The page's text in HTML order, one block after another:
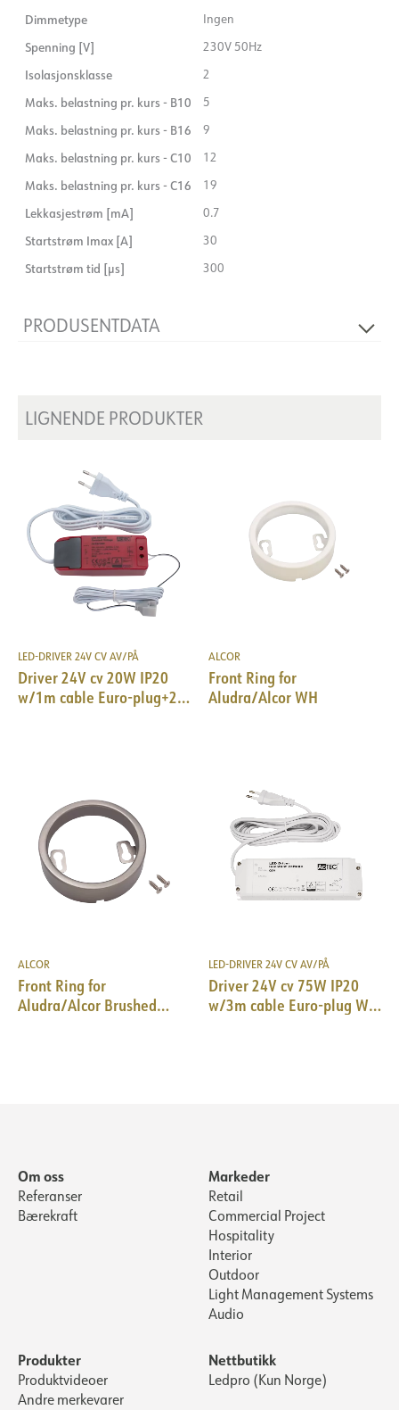
Dimmetype Ingen
Spenning [V] 230V 50Hz
Isolasjonsklasse 2
Maks. belastning pr. kurs - B10 5
Maks. belastning pr. kurs - B16 9
Maks. belastning pr. kurs - C10 12
Maks. belastning pr. kurs - C16 19
Lekkasjestrøm [mA] 0.7
Startstrøm Imax [A] 30
Startstrøm tid [µs] 300
PRODUSENTDATA
LIGNENDE PRODUKTER
LED-DRIVER 24V CV AV/PÅ
Driver 24V cv 20W IP20
w/1m cable Euro-plug+2m
ALCOR
Front Ring for
Aludra/Alcor WH
ALCOR
Front Ring for
Aludra/Alcor Brushed
LED-DRIVER 24V CV AV/PÅ
Driver 24V cv 75W IP20
w/3m cable Euro-plug WH
Om oss
Referanser
Bærekraft
Markeder
Retail
Commercial Project
Hospitality
Interior
Outdoor
Light Management Systems
Audio
Produkter
Produktvideoer
Andre merkevarer
Nettbutikk
Ledpro (Kun Norge)